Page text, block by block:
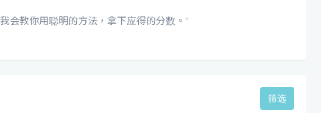
会教你用聪明的方法，拿下应得的分数。”
筛选